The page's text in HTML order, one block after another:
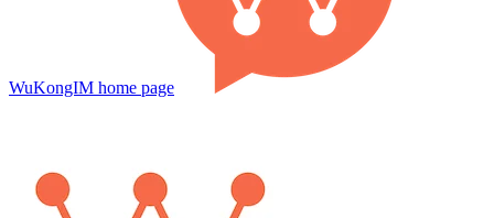
WuKongIM home page